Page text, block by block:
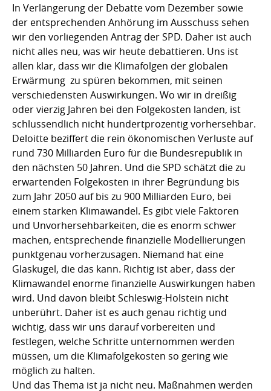
In Verlängerung der Debatte vom Dezember sowie
der entsprechenden Anhörung im Ausschuss sehen
wir den vorliegenden Antrag der SPD. Daher ist auch
nicht alles neu, was wir heute debattieren. Uns ist
allen klar, dass wir die Klimafolgen der globalen
Erwärmung zu spüren bekommen, mit seinen
verschiedensten Auswirkungen. Wo wir in dreißig
oder vierzig Jahren bei den Folgekosten landen, ist
schlussendlich nicht hundertprozentig vorhersehbar.
Deloitte beziffert die rein ökonomischen Verluste auf
rund 730 Milliarden Euro für die Bundesrepublik in
den nächsten 50 Jahren. Und die SPD schätzt die zu
erwartenden Folgekosten in ihrer Begründung bis
zum Jahr 2050 auf bis zu 900 Milliarden Euro, bei
einem starken Klimawandel. Es gibt viele Faktoren
und Unvorhersehbarkeiten, die es enorm schwer
machen, entsprechende finanzielle Modellierungen
punktgenau vorherzusagen. Niemand hat eine
Glaskugel, die das kann. Richtig ist aber, dass der
Klimawandel enorme finanzielle Auswirkungen haben
wird. Und davon bleibt Schleswig-Holstein nicht
unberührt. Daher ist es auch genau richtig und
wichtig, dass wir uns darauf vorbereiten und
festlegen, welche Schritte unternommen werden
müssen, um die Klimafolgekosten so gering wie
möglich zu halten.
Und das Thema ist ja nicht neu. Maßnahmen werden